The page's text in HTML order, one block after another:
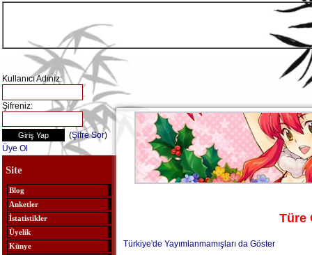
Kullanıcı Adınız:
Şifreniz:
(Şifre Sor)
Üye Ol
Site
Blog
Anketler
İstatistikler
Üyelik
Künye
Türe
Türkiye'de Yayımlanmamışları da Göster